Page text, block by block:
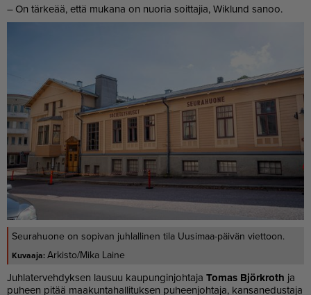
– On tär­ke­ää, et­tä mu­ka­na on nuo­ria soit­ta­jia, Wik­lund sa­noo.
Seurahuone on sopivan juhlallinen tila Uusimaa-päivän viettoon.
Arkisto/Mika Laine
Juh­la­ter­veh­dyk­sen lau­suu kau­pun­gin­joh­ta­ja To­mas Björk­roth ja
pu­heen pi­tää maa­kun­ta­hal­li­tuk­sen pu­heen­joh­ta­ja, kan­sa­ne­dus­ta­ja